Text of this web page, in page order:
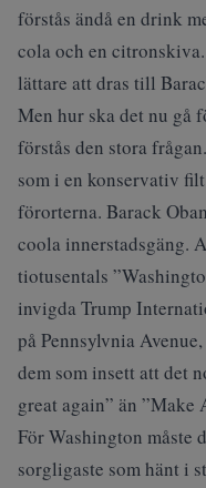
förstås ändå en drink
cola och en
lättare att dras till
Men hur ska det nu gå
förstås den stora
som i en konservativ
förorterna. Barack
coola innerstadsgäng.
tiotusentals
invigda Trump
på Pennsylvnia
dem som insett att det
great again” än ”Make
För Washington måste
sorgligaste som hänt i